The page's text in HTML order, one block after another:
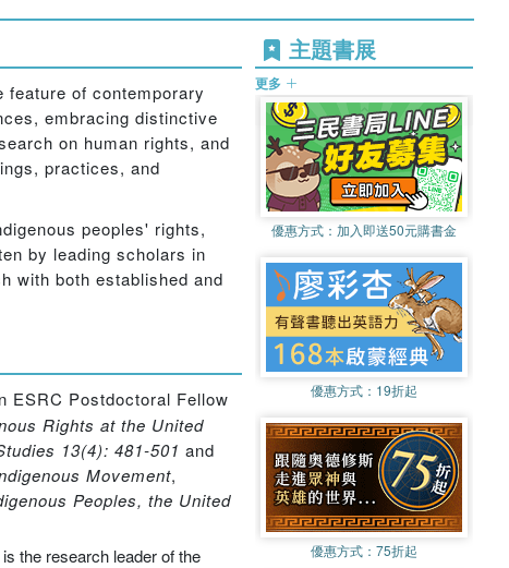
of contemporary
embracing distinctive
on human rights, and
practices, and
peoples' rights,
by leading scholars in
with both established and
ESRC Postdoctoral Fellow
Rights at the United
13(4): 481-501 and
Movement,
Peoples, the United
the research leader of the
主題書展
更多
優惠方式： 加入即送50元購書金
優惠方式： 19折起
優惠方式： 75折起